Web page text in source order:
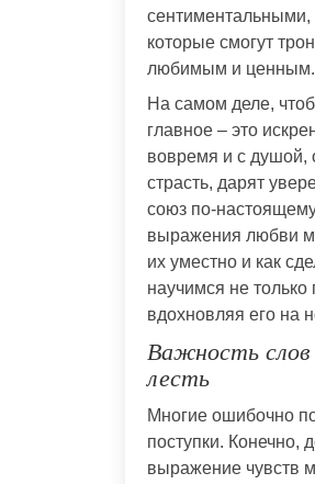
которые смогут
любимым и ценным.
На самом деле,
главное – это
вовремя и с душой,
страсть, дарят
союз по-
выражения любви
их уместно и как
научимся не только
вдохновляя его на
Важность
лесть
Многие ошибочно
поступки. Конечно,
выражение чувств